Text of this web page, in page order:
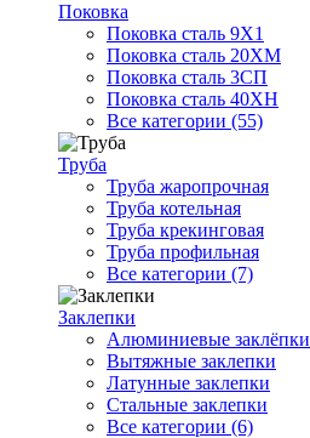
Поковка
Поковка сталь 9Х1
Поковка сталь 20ХМ
Поковка сталь 3СП
Поковка сталь 40ХН
Все категории (55)
Труба
Труба жаропрочная
Труба котельная
Труба крекинговая
Труба профильная
Все категории (7)
Заклепки
Алюминиевые заклёпки
Вытяжные заклепки
Латунные заклепки
Стальные заклепки
Все категории (6)